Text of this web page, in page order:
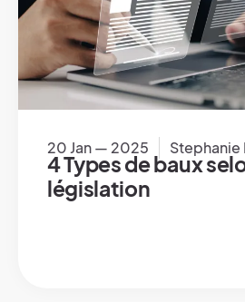
20 Jan — 2025 Stephanie
4 Types de baux
législation